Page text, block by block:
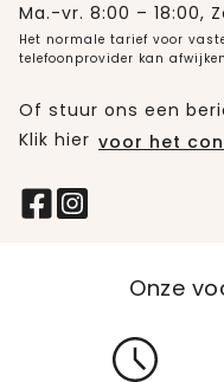
Ma.-vr. 8:00 – 18:00,
Het normale tarief voor
telefoonprovider kan
Of stuur ons een
Klik hier voor het
Onze